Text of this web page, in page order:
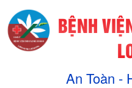
BỆNH
An Toàn -